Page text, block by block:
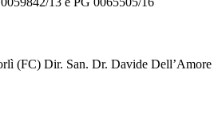
(FC) Dir. San. Dr. Davide Dell’Amore